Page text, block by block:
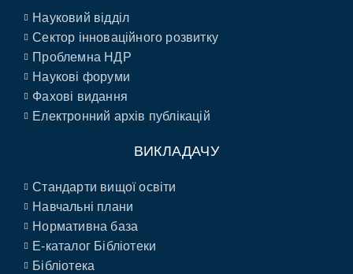
Науковий відділ
Сектор інноваційного розвитку
Проблемна НДР
Наукові форуми
Фахові видання
Електронний архів публікацій
ВИКЛАДАЧУ
Стандарти вищої освіти
Навчальні плани
Нормативна база
E-каталог Бібліотеки
Бібліотека